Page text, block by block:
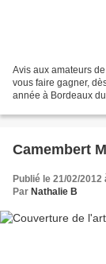
Avis aux amateurs
vous faire gagner,
année à Bordeaux
Camembert
Publié le 21/02/2012
Par Nathalie B